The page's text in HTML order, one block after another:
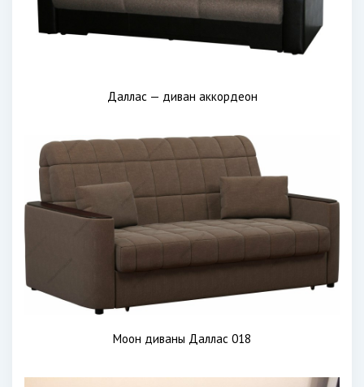
Даллас — диван аккордеон
Моон диваны Даллас 018